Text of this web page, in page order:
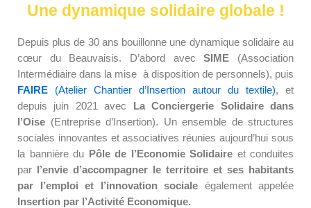
Une dynamique solidaire globale !
Depuis plus de 30 ans bouillonne une dynamique solidaire au
cœur du Beauvaisis. D’abord avecSIME (Association
Intermédiaire dans la mise à disposition de personnels), puis
FAIRE (Atelier Chantier d’Insertion autour du textile), et
depuis juin 2021 avec
La Conciergerie Solidaire dans
l’Oise (Entreprise d’Insertion). Un ensemble de structures
sociales innovantes et associatives réunies aujourd’hui sous
la bannière du
Pôle de l’Economie Solidaire et conduites
par
l’envie d’accompagner le territoire et ses habitants
par l’emploi et l’innovation sociale
également appelée
Insertion par l’Activité Economique.